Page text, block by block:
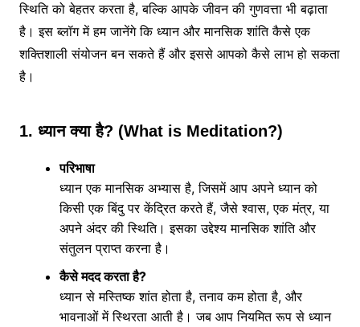
स्थिति को बेहतर करता है, बल्कि आपके जीवन की गुणवत्ता भी बढ़ाता
है। इस ब्लॉग में हम जानेंगे कि ध्यान और मानसिक शांति कैसे एक
शक्तिशाली संयोजन बन सकते हैं और इससे आपको कैसे लाभ हो सकता
है।
1. ध्यान क्या है? (What is Meditation?)
परिभाषा
ध्यान एक मानसिक अभ्यास है, जिसमें आप अपने ध्यान को
किसी एक बिंदु पर केंद्रित करते हैं, जैसे श्वास, एक मंत्र, या
अपने अंदर की स्थिति। इसका उद्देश्य मानसिक शांति और
संतुलन प्राप्त करना है।
कैसे मदद करता है?
ध्यान से मस्तिष्क शांत होता है, तनाव कम होता है, और
भावनाओं में स्थिरता आती है। जब आप नियमित रूप से ध्यान